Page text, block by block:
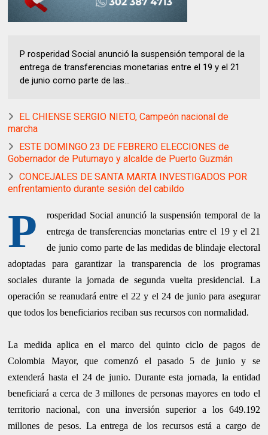
P rosperidad Social anunció la suspensión temporal de la
entrega de transferencias monetarias entre el 19 y el 21
de junio como parte de las...
EL CHIENSE SERGIO NIETO, Campeón nacional de
marcha
ESTE DOMINGO 23 DE FEBRERO ELECCIONES de
Gobernador de Putumayo y alcalde de Puerto Guzmán
CONCEJALES DE SANTA MARTA INVESTIGADOS POR
enfrentamiento durante sesión del cabildo
P
rosperidad Social anunció la suspensión temporal de la
entrega de transferencias monetarias entre el 19 y el 21
de junio como parte de las medidas de blindaje electoral
adoptadas para garantizar la transparencia de los programas
sociales durante la jornada de segunda vuelta presidencial. La
operación se reanudará entre el 22 y el 24 de junio para asegurar
que todos los beneficiarios reciban sus recursos con normalidad.
La medida aplica en el marco del quinto ciclo de pagos de
Colombia Mayor, que comenzó el pasado 5 de junio y se
extenderá hasta el 24 de junio. Durante esta jornada, la entidad
beneficiará a cerca de 3 millones de personas mayores en todo el
territorio nacional, con una inversión superior a los 649.192
millones de pesos. La entrega de los recursos está a cargo de